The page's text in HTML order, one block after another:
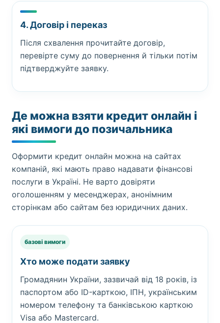
4. Договір і переказ
Після схвалення прочитайте договір,
перевірте суму до повернення й тільки потім
підтверджуйте заявку.
Де можна взяти кредит онлайн і
які вимоги до позичальника
Оформити кредит онлайн можна на сайтах
компаній, які мають право надавати фінансові
послуги в Україні. Не варто довіряти
оголошенням у месенджерах, анонімним
сторінкам або сайтам без юридичних даних.
базові вимоги
Хто може подати заявку
Громадянин України, зазвичай від 18 років, із
паспортом або ID-карткою, ІПН, українським
номером телефону та банківською карткою
Visa або Mastercard.